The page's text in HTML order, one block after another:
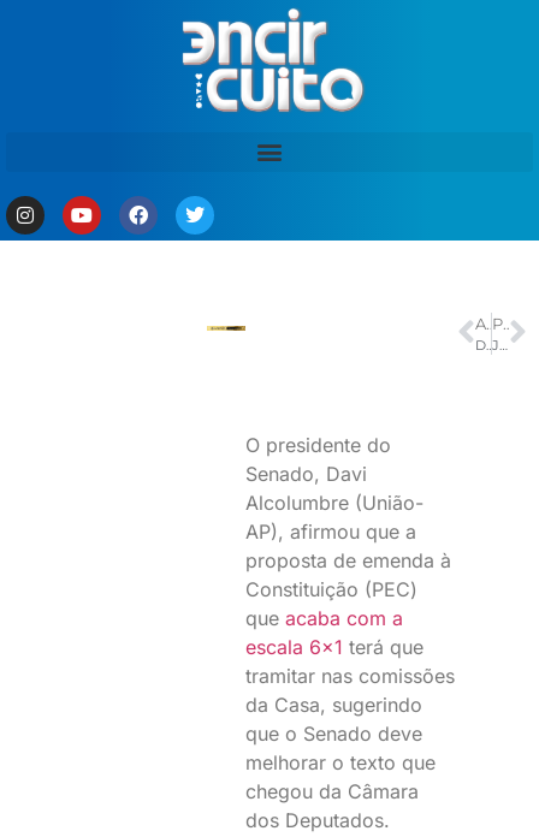
O presidente do
Senado, Davi
Alcolumbre (União-
AP), afirmou que a
proposta de emenda à
Constituição (PEC)
queacaba com a
escala 6×1 terá que
tramitar nas comissões
da Casa, sugerindo
que o Senado deve
melhorar o texto que
chegou da Câmara
dos Deputados.
ANTERIOR
Desemprego entre mulheres negras jovens chega a 24,7%, aponta estudo
PRÓXIMO